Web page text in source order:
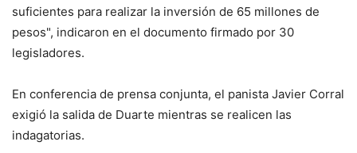
suficientes para realizar la inversión de 65 millones de
pesos", indicaron en el documento firmado por 30
legisladores.
En conferencia de prensa conjunta, el panista Javier Corral
exigió la salida de Duarte mientras se realicen las
indagatorias.